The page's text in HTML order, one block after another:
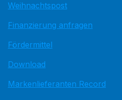
Weihnachtspost
Finanzierung anfragen
Fördermittel
Download
Markenlieferanten Record